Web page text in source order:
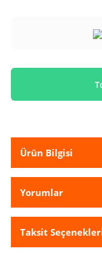
Ürün Bilgisi
Yorumlar
Taksit